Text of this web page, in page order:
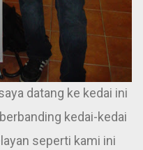
datang ke kedai ini
kedai-kedai
seperti kami ini